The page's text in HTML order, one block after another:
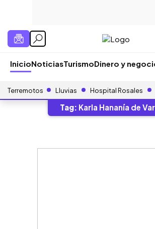
InicioNoticiasTurismoDinero y
Terremotos Lluvias Hospital Rosales
Tag: Karla Hananía de